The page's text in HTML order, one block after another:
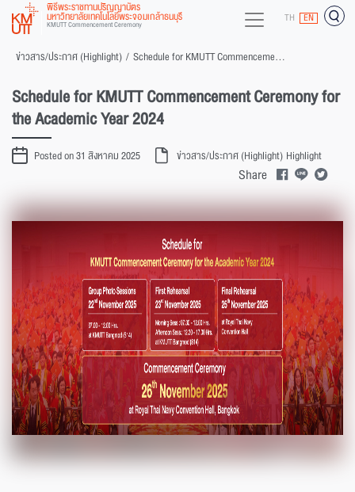
พิธีพระราชทานปริญญาบัตร
มหาวิทยาลัยเทคโนโลยีพระจอมเกล้าธนบุรี
KMUTT Commencement Ceremony TH EN
ข่าวสาร/ประกาศ (Highlight) / Schedule for KMUTT Commencement Ceremony for the Academic Year 2024
Schedule for KMUTT Commencement Ceremony for
the Academic Year 2024
Posted on 31 สิงหาคม 2025 ข่าวสาร/ประกาศ (Highlight) Highlight
Share